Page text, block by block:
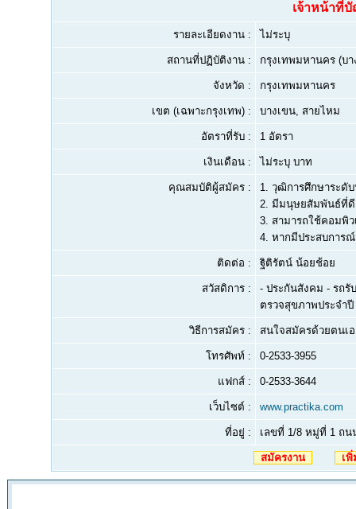
เจ้าหน้าที่
รายละเอียดงาน : ไม่ระบุ
สถานที่ปฏิบัติงาน : กรุงเทพมหานคร (บ
จังหวัด : กรุงเทพมหานคร
เขต (เฉพาะกรุงเทพ) : บางเขน, สายไหม
อัตราที่รับ : 1 อัตรา
เงินเดือน : ไม่ระบุ บาท
คุณสมบัติผู้สมัคร : 1. วุฒิการศึกษาระดั
2. มีมนุษยสัมพันธ์ที่ดี
3. สามารถใช้คอมพิ
4. หากมีประสบการ
ติดต่อ : ฐิติรัตน์ น้อยช้อย
สวัสดิการ :
- ประกันสังคม - รถรั
ตรวจสุขภาพประจำปี
วิธีการสมัคร : สนใจสมัครด้วยตนเ
โทรศัพท์ : 0-2533-3955
แฟกส์ : 0-2533-3644
เว็บไซต์ : www.practika.com
ที่อยู่ : เลขที่ 1/8 หมู่ที่ 1 ถน
สมัครงาน เ